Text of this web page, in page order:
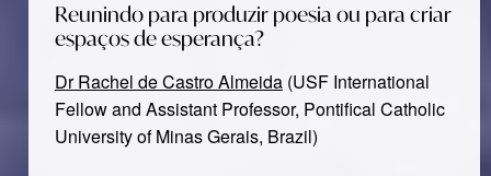
Reunindo para produzir poesia ou para criar
espaços de esperança?
Dr Rachel de Castro Almeida(USF International
Fellow and Assistant Professor, Pontifical Catholic
University of Minas Gerais, Brazil)